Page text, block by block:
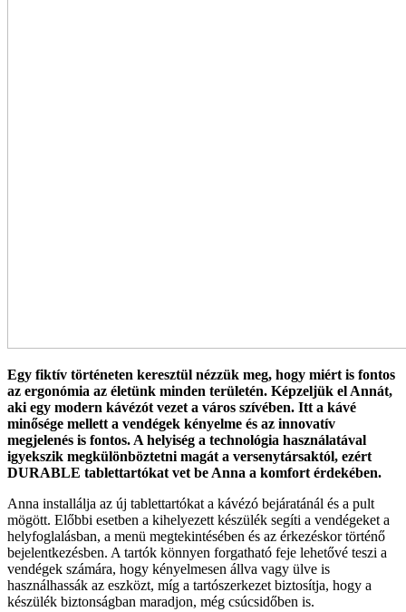
Egy fiktív történeten keresztül nézzük meg, hogy miért is fontos
az ergonómia az életünk minden területén. Képzeljük el Annát,
aki egy modern kávézót vezet a város szívében. Itt a kávé
minősége mellett a vendégek kényelme és az innovatív
megjelenés is fontos. A helyiség a technológia használatával
igyekszik megkülönböztetni magát a versenytársaktól, ezért
DURABLE tablettartókat vet be Anna a komfort érdekében.
Anna installálja az új tablettartókat a kávézó bejáratánál és a pult
mögött. Előbbi esetben a kihelyezett készülék segíti a vendégeket a
helyfoglalásban, a menü megtekintésében és az érkezéskor történő
bejelentkezésben. A tartók könnyen forgatható feje lehetővé teszi a
vendégek számára, hogy kényelmesen állva vagy ülve is
használhassák az eszközt, míg a tartószerkezet biztosítja, hogy a
készülék biztonságban maradjon, még csúcsidőben is.